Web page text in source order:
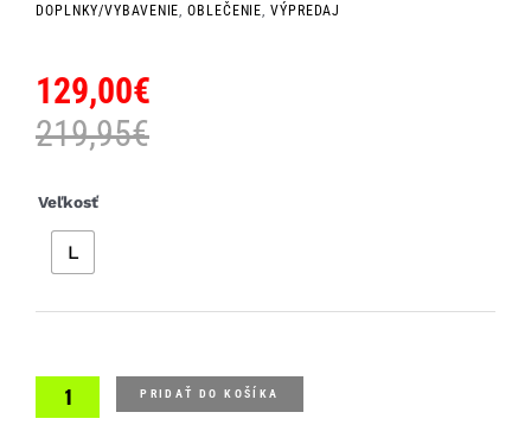
DOPLNKY/VYBAVENIE ,OBLEČENIE ,VÝPREDAJ
Veľkosť
L
množstvo
Dinamica
PRIDAŤ DO KOŠÍKA
129,00€
219,95€